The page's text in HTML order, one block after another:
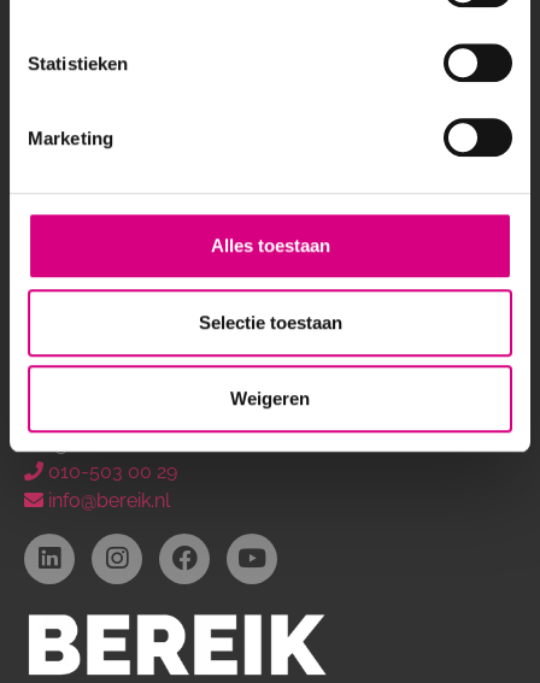
Statistieken
Marketing
Alles toestaan
Selectie toestaan
Weigeren
Capelle a/d IJssel
Spijkenisse
Kantoor Rotterdam
010-503 00 29
info@bereik.nl